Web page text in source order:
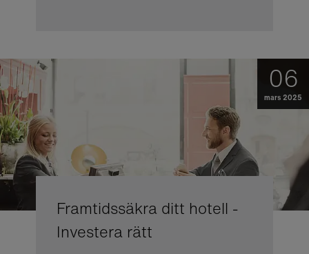
06
mars 2025
Framtidssäkra ditt hotell -
Investera rätt